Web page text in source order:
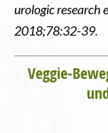
urologic research
2018;78:32-39.
Veggie-